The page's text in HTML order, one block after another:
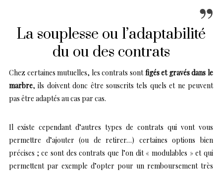
La souplesse ou l’adaptabilité
du ou des contrats
Chez certaines mutuelles, les contrats sontfigés et gravés dans le
marbre, ils doivent donc être souscrits tels quels et ne peuvent
pas être adaptés au cas par cas.
Il existe cependant d’autres types de contrats qui vont vous
permettre d’ajouter (ou de retirer…) certaines options bien
précises ; ce sont des contrats que l’on dit « modulables » et qui
permettent par exemple d’opter pour un remboursement très